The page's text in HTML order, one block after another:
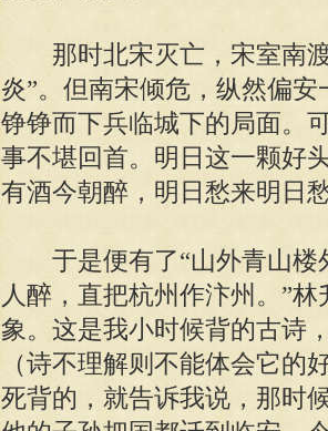
那时北宋灭亡，宋室南渡
炎”。但南宋倾危，纵然偏
铮铮而下兵临城下的局面。
事不堪回首。明日这一颗好
有酒今朝醉，明日愁来明日
于是便有了“山外青山楼
人醉，直把杭州作汴州。”
象。这是我小时候背的古诗
（诗不理解则不能体会它的
死背的，就告诉我说，那时